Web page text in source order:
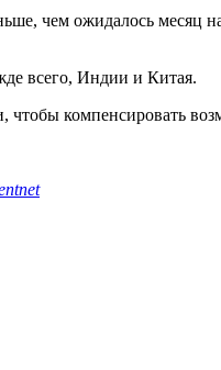
чем ожидалось
всего, Индии и Китая.
компенсировать